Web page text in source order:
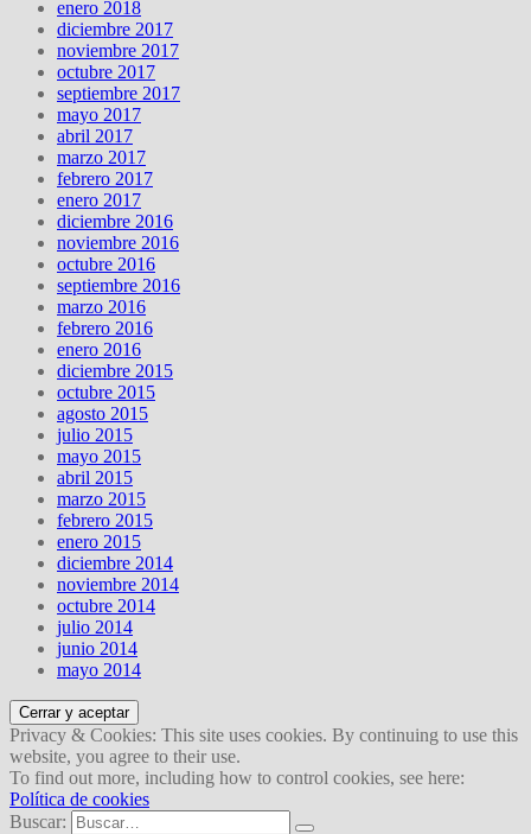
enero 2018
diciembre 2017
noviembre 2017
octubre 2017
septiembre 2017
mayo 2017
abril 2017
marzo 2017
febrero 2017
enero 2017
diciembre 2016
noviembre 2016
octubre 2016
septiembre 2016
marzo 2016
febrero 2016
enero 2016
diciembre 2015
octubre 2015
agosto 2015
julio 2015
mayo 2015
abril 2015
marzo 2015
febrero 2015
enero 2015
diciembre 2014
noviembre 2014
octubre 2014
julio 2014
junio 2014
mayo 2014
Privacy & Cookies: This site uses cookies. By continuing to use this
website, you agree to their use.
To find out more, including how to control cookies, see here:
Política de cookies
Buscar: